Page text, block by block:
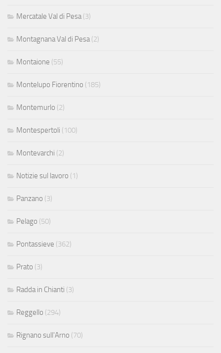
Mercatale Val di Pesa(3)
Montagnana Val di Pesa(2)
Montaione (55)
Montelupo Fiorentino (185)
Montemurlo (2)
Montespertoli (100)
Montevarchi (2)
Notizie sul lavoro (1)
Panzano (3)
Pelago (50)
Pontassieve (362)
Prato (3)
Radda in Chianti (3)
Reggello (294)
Rignano sull'Arno (70)